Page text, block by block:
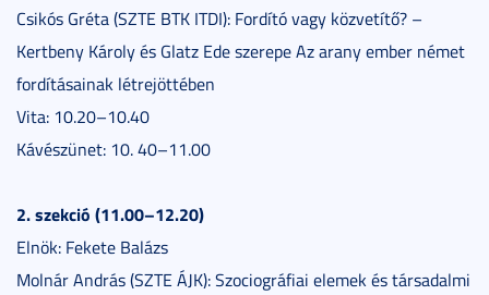
Csikós Gréta (SZTE BTK ITDI): Fordító vagy közvetítő? –
Kertbeny Károly és Glatz Ede szerepe Az arany ember német
fordításainak létrejöttében
Vita: 10.20–10.40
Kávészünet: 10. 40–11.00
2. szekció (11.00–12.20)
Elnök: Fekete Balázs
Molnár András (SZTE ÁJK): Szociográfiai elemek és társadalmi